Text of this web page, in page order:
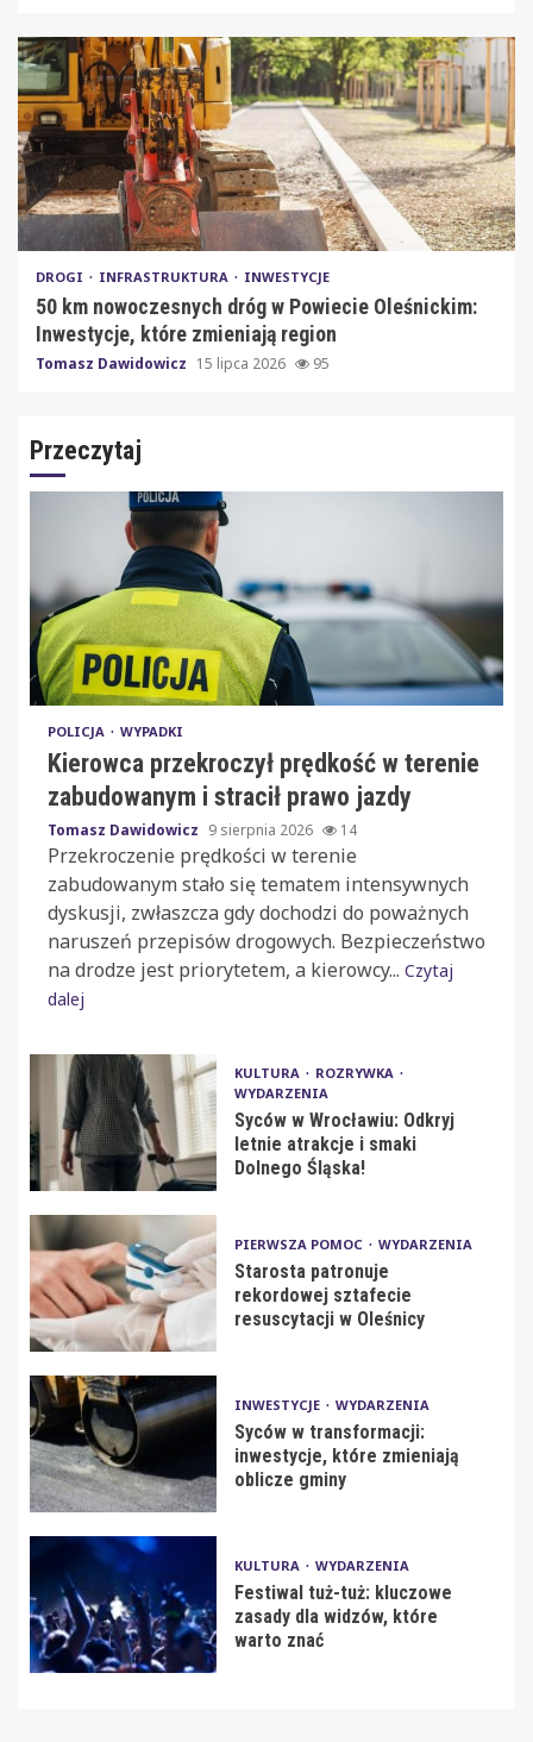
DROGI INFRASTRUKTURA INWESTYCJE
50 km nowoczesnych dróg w Powiecie Oleśnickim:
Inwestycje, które zmieniają region
Tomasz Dawidowicz 15 lipca 2026 95
Przeczytaj
POLICJA WYPADKI
Kierowca przekroczył prędkość w terenie
zabudowanym i stracił prawo jazdy
Tomasz Dawidowicz 9 sierpnia 2026 14
Przekroczenie prędkości w terenie
zabudowanym stało się tematem intensywnych
dyskusji, zwłaszcza gdy dochodzi do poważnych
naruszeń przepisów drogowych. Bezpieczeństwo
na drodze jest priorytetem, a kierowcy... Czytaj
dalej
KULTURA
ROZRYWKA
WYDARZENIA
Syców w Wrocławiu: Odkryj
letnie atrakcje i smaki
Dolnego Śląska!
PIERWSZA POMOC WYDARZENIA
Starosta patronuje
rekordowej sztafecie
resuscytacji w Oleśnicy
INWESTYCJE WYDARZENIA
Syców w transformacji:
inwestycje, które zmieniają
oblicze gminy
KULTURA WYDARZENIA
Festiwal tuż-tuż: kluczowe
zasady dla widzów, które
warto znać